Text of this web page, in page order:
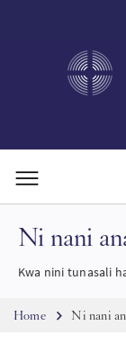
Ni nani
Kwa nini tunasali
Breadcrumb
Home Ni nani